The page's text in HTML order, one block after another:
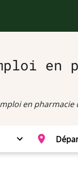
en
en